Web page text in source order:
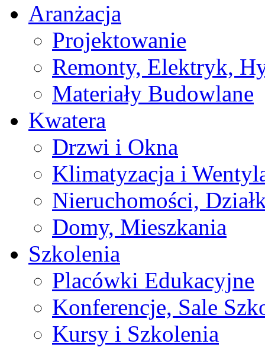
Aranżacja
Projektowanie
Remonty, Elektryk,
Materiały Budowlane
Kwatera
Drzwi i Okna
Klimatyzacja i
Nieruchomości,
Domy, Mieszkania
Szkolenia
Placówki Edukacyjne
Konferencje, Sale
Kursy i Szkolenia